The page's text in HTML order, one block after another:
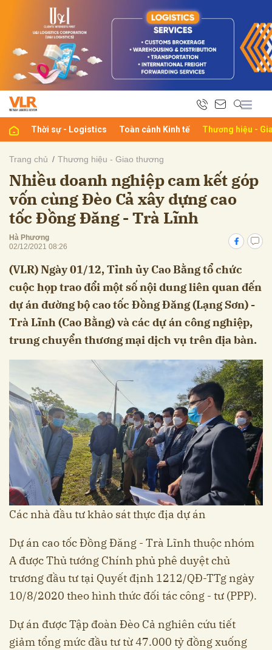
Thời sự - Logistics Toàn cảnh Kinh tế Thương hiệu -
Trang chủ Thương hiệu - Giao thương
Nhiều doanh nghiệp cam kết góp
vốn cùng Đèo Cả xây dựng cao
tốc Đồng Đăng - Trà Lĩnh
Hà Phương
02/12/2021 08:26
(VLR) Ngày 01/12, Tỉnh ủy Cao Bằng tổ chức
cuộc họp trao đổi một số nội dung liên quan đến
dự án đường bộ cao tốc Đồng Đăng (Lạng Sơn) -
Trà Lĩnh (Cao Bằng) và các dự án công nghiệp,
trung chuyển thương mại dịch vụ trên địa bàn.
Các nhà đầu tư khảo sát thực địa dự án
Dự án cao tốc Đồng Đăng - Trà Lĩnh thuộc nhóm
A được Thủ tướng Chính phủ phê duyệt chủ
trương đầu tư tại Quyết định 1212/QĐ-TTg ngày
10/8/2020 theo hình thức đối tác công - tư (PPP).
Dự án được Tập đoàn Đèo Cả nghiên cứu tiết
giảm tổng mức đầu tư từ 47.000 tỷ đồng xuống
luận
Hủy